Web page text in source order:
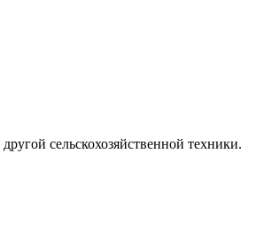
сельскохозяйственной техники.